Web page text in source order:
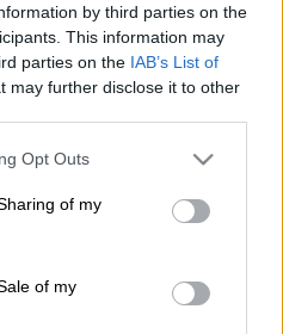
by third parties on the
This information may
parties on the IAB’s List of
may further disclose it to other
uses one or more Google
behaviour. You may click to
and its third-party tags to
purposes in below Google
Opt Outs
of my
of my
Σύμβαση Macolin